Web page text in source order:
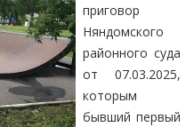
приговор
Няндомского
районного суда
от 07.03.2025,
которым
бывший первый